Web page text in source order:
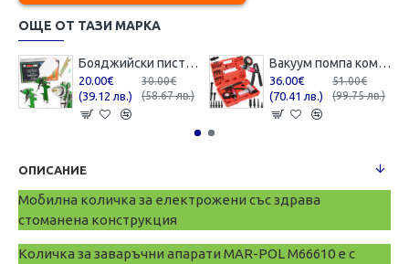
ОЩЕ ОТ ТАЗИ МАРКА
Бояджийски пистолет с горно казанче Mar-pol HVLP / 1,7 мм , M80624
20.00€
(39.12 лв.)
30.00€
(58.67 лв.)
Вакуум помпа комбинирана ( вакуум и налягане ) Mar-Pol , M57698
36.00€
(70.41 лв.)
51.00€
(99.75 лв.)
ОПИСАНИЕ
Мобилна количка за електрожени със здрава
стоманена конструкция
Количка за заваръчни апарати MAR-POL M66610 е с